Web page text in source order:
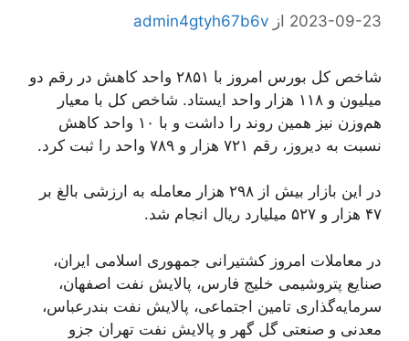
2023-09-23 از admin4gtyh67b6v
شاخص کل بورس امروز با ۲۸۵۱ واحد کاهش در رقم دو
میلیون و ۱۱۸ هزار واحد ایستاد. شاخص کل با معیار
هم‌وزن نیز همین روند را داشت و با ۱۰ واحد کاهش
نسبت به دیروز، رقم ۷۲۱ هزار و ۷۸۹ واحد را ثبت کرد.
در این بازار بیش از ۲۹۸ هزار معامله به ارزشی بالغ بر
۴۷ هزار و ۵۲۷ میلیارد ریال انجام شد.
در معاملات امروز کشتیرانی جمهوری اسلامی ایران،
صنایع پتروشیمی خلیج فارس، پالایش نفت اصفهان،
سرمایه‌گذاری تامین اجتماعی، پالایش نفت بندرعباس،
معدنی و صنعتی گل گهر و پالایش نفت تهران جزو